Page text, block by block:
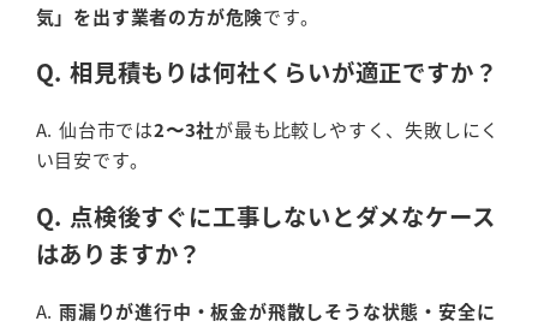
気」を出す業者の方が危険です。
Q. 相見積もりは何社くらいが適正ですか？
A. 仙台市では2〜3社が最も比較しやすく、失敗しにく
い目安です。
Q. 点検後すぐに工事しないとダメなケース
はありますか？
A. 雨漏りが進行中・板金が飛散しそうな状態・安全に